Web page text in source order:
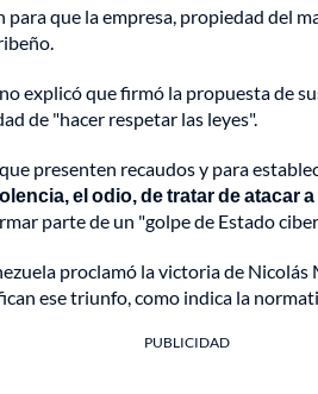
que la empresa, propiedad del
explicó que firmó la propuesta de
de "hacer respetar las leyes".
presenten recaudos y para
el odio, de tratar de atacar
parte de un "golpe de Estado
proclamó la victoria de
ese triunfo, como indica la
PUBLICIDAD